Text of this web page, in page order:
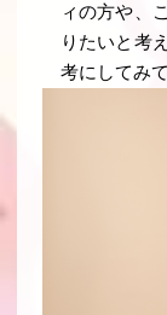
ィの方や、
りたいと考
考にしてみ